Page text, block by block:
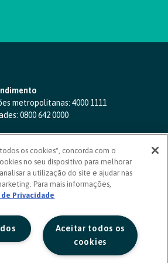
metropolitanas: 4000 1111
0800 642 0000
0800 724 4420
(de segunda a sexta, das 8h às 20h)
ou de fala
os cookies", concorda com o
no seu dispositivo para melhorar
a utilização do site e ajudar nas
Para mais informações,
de Privacidade
Aceitar todos os
cookies